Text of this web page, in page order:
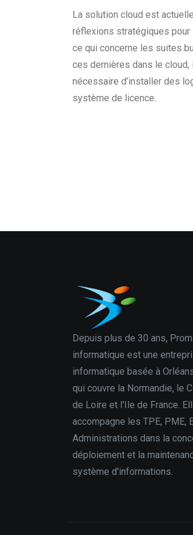
La solution cloud est
réflexions stratégiques pour
ce qui concerne les suites
ces dernières dans le
nécessaire d’installer des
système de licence.
Depuis plus de 30 ans,
informatique est une
informatique basée à
qui couvre la Normandie, le
de Loire et l'Ile de France.
accompagne les TPE, PME,
Administrations dans la
déploiement et la
système d'informations.